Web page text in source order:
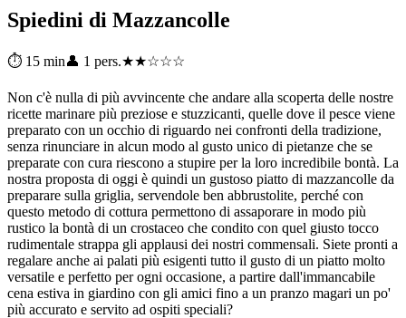
Spiedini di Mazzancolle
⏱ 15 min👤 1 pers.★★☆☆☆
Non c'è nulla di più avvincente che andare alla scoperta delle nostre
ricette marinare più preziose e stuzzicanti, quelle dove il pesce viene
preparato con un occhio di riguardo nei confronti della tradizione,
senza rinunciare in alcun modo al gusto unico di pietanze che se
preparate con cura riescono a stupire per la loro incredibile bontà. La
nostra proposta di oggi è quindi un gustoso piatto di mazzancolle da
preparare sulla griglia, servendole ben abbrustolite, perché con
questo metodo di cottura permettono di assaporare in modo più
rustico la bontà di un crostaceo che condito con quel giusto tocco
rudimentale strappa gli applausi dei nostri commensali. Siete pronti a
regalare anche ai palati più esigenti tutto il gusto di un piatto molto
versatile e perfetto per ogni occasione, a partire dall'immancabile
cena estiva in giardino con gli amici fino a un pranzo magari un po'
più accurato e servito ad ospiti speciali?